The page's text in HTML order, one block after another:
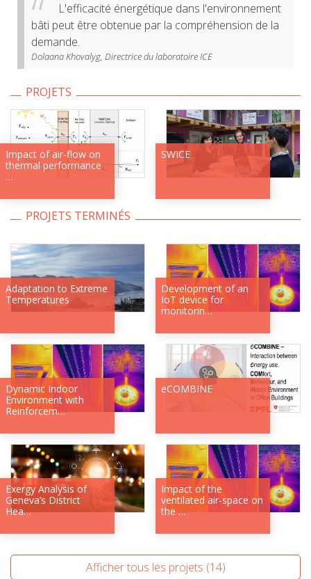
L'efficacité énergétique dans l'environnement
bâti peut être obtenue par la compréhension de la
demande.
Dolaana Khovalyg, Directrice du laboratoire ICE
PROJETS
Impact of air-flow on
thermal performance
…
SWICE
Adaptation to Extreme
Temperatures
Development of an
IoT device for
monitorin…
Dynamic Indoor
Environment with
Reinforcem…
eCOMBINE
Exergy Analysis of
Geneva’s District
Hea…
Impact of the
ventilated air-space on
the …
PROJETS TERMINÉS
Afficher tous les projets (14)